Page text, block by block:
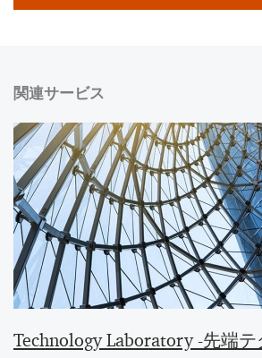
関連サービス
Technology Laboratory -先端テ